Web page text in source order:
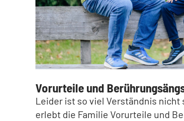
Vorurteile und
Leider ist so viel Verständnis
erlebt die Familie Vorurteile und